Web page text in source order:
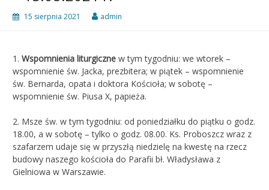
15 sierpnia 2021 admin
1. Wspomnienia liturgiczne w tym tygodniu: we wtorek –
wspomnienie św. Jacka, prezbitera; w piątek – wspomnienie
św. Bernarda, opata i doktora Kościoła; w sobotę –
wspomnienie św. Piusa X, papieża.
2. Msze św. w tym tygodniu: od poniedziałku do piątku o godz.
18.00, a w sobotę – tylko o godz. 08.00. Ks. Proboszcz wraz z
szafarzem udaje się w przyszłą niedzielę na kwestę na rzecz
budowy naszego kościoła do Parafii bł. Władysława z
Gielniowa w Warszawie.